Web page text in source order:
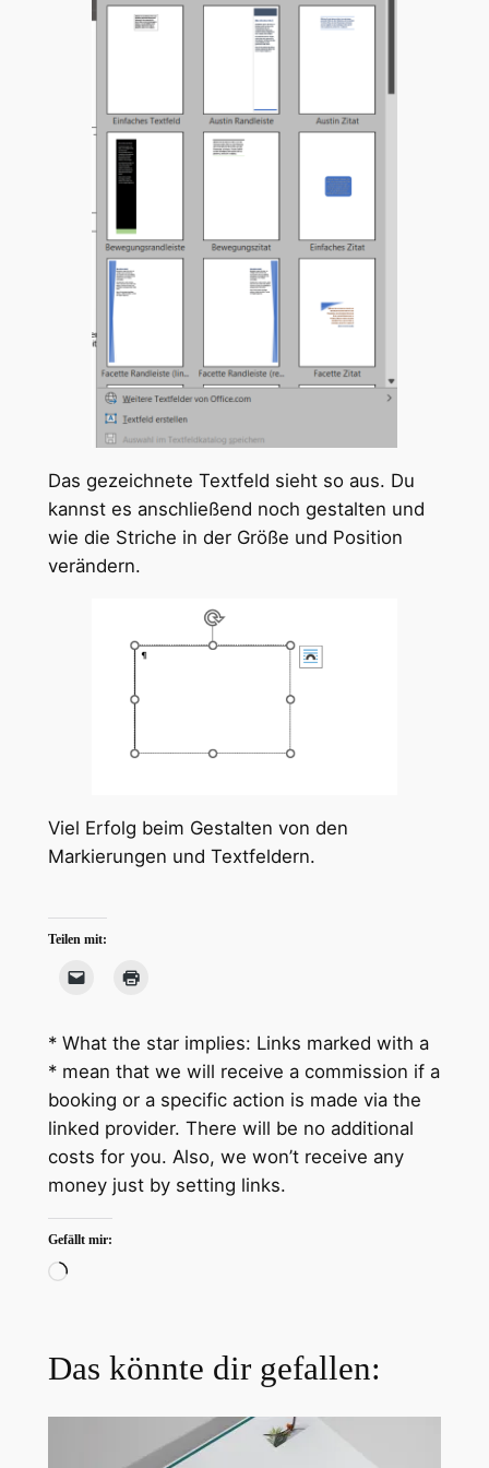
Das gezeichnete Textfeld sieht so aus. Du
kannst es anschließend noch gestalten und
wie die Striche in der Größe und Position
verändern.
Viel Erfolg beim Gestalten von den
Markierungen und Textfeldern.
Teilen mit:
* What the star implies: Links marked with a
* mean that we will receive a commission if a
booking or a specific action is made via the
linked provider. There will be no additional
costs for you. Also, we won’t receive any
money just by setting links.
Gefällt mir:
Wird
Das könnte dir gefallen: